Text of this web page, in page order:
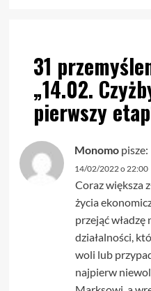
31
„14.02.
pierwszy
Monomo pisze:
14/02/2022 o 22:00
Coraz większa
życia
przejąć
działalności,
woli lub
najpierw